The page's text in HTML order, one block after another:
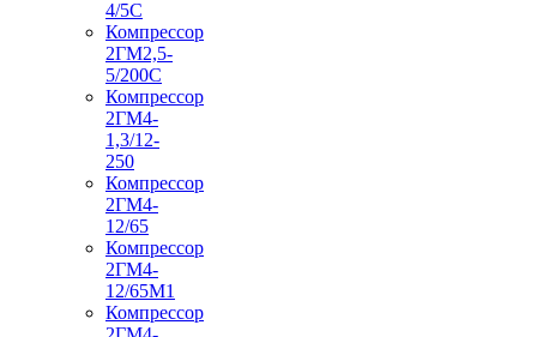
4/5С
Компрессор
2ГМ2,5-
5/200С
Компрессор
2ГМ4-
1,3/12-
250
Компрессор
2ГМ4-
12/65
Компрессор
2ГМ4-
12/65М1
Компрессор